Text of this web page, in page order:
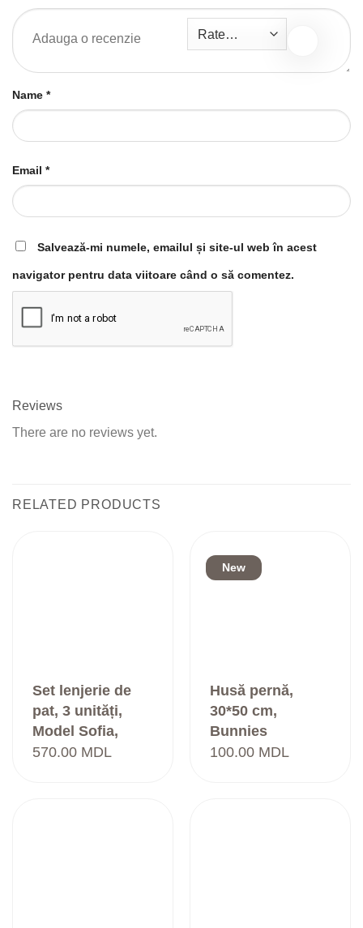
Name *
Email *
Salvează-mi numele, emailul și site-ul web în acest
navigator pentru data viitoare când o să comentez.
Reviews
There are no reviews yet.
RELATED PRODUCTS
Set lenjerie de
pat, 3 unități,
Model Sofia,
ivory
570.00 MDL
New
Husă pernă,
30*50 cm,
Bunnies
100.00 MDL